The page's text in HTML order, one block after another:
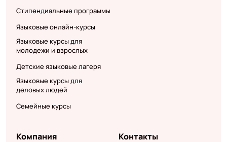
Стипендиальные программы
Языковые онлайн-курсы
Языковые курсы для
молодежи и взрослых
Детские языковые лагеря
Языковые курсы для
деловых людей
Семейные курсы
Компания Контакты